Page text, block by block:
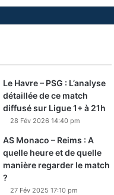
Le Havre – PSG : L’analyse
détaillée de ce match
diffusé sur Ligue 1+ à 21h
28 Fév 2026 14:40 pm
AS Monaco – Reims : A
quelle heure et de quelle
manière regarder le match
?
27 Fév 2025 17:10 pm